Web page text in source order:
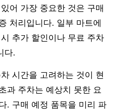
어 가장 중요한 것은 구매
처리입니다. 일부 마트에
추가 할인이나 무료 주차
다.
시간을 고려하는 것이 현
과 주차는 예상치 못한 요
. 구매 예정 품목을 미리 파